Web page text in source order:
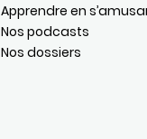
Apprendre en
Nos podcasts
Nos dossiers